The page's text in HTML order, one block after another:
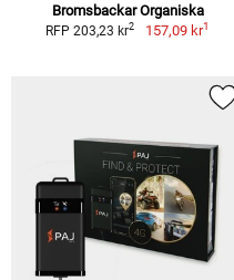
Bromsbackar Organiska
RFP 203,23 kr2 157,09 kr1